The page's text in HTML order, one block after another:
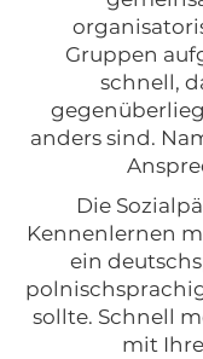
Gruppen
schnell,
anders sind.
Die
Kennenlernen
ein
sollte. Schnell
mit